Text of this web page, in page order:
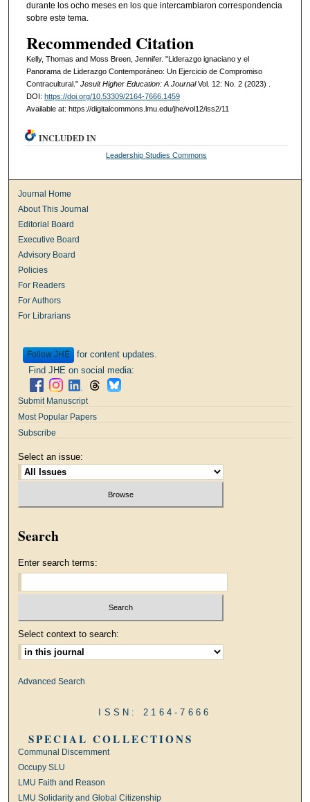
durante los ocho meses en los que intercambiaron correspondencia
sobre este tema.
Recommended Citation
Kelly, Thomas and Moss Breen, Jennifer. "Liderazgo ignaciano y el
Panorama de Liderazgo Contemporáneo: Un Ejercicio de Compromiso
Contracultural." Jesuit Higher Education: A JournalVol. 12: No. 2 (2023) .
DOI: https://doi.org/10.53309/2164-7666.1459
Available at: https://digitalcommons.lmu.edu/jhe/vol12/iss2/11
INCLUDED IN
Leadership Studies Commons
Journal Home
About This Journal
Editorial Board
Executive Board
Advisory Board
Policies
For Readers
For Authors
For Librarians
Follow
for content updates.
Find JHE on social media:
Submit Manuscript
Most Popular Papers
Subscribe
Select an issue:
Search
Enter search terms:
Select context to search:
Advanced Search
ISSN: 2164-7666
SPECIAL COLLECTIONS
Communal Discernment
Occupy SLU
LMU Faith and Reason
LMU Solidarity and Global Citizenship